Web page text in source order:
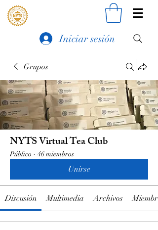
Iniciar sesión
Grupos
NYTS Virtual Tea Club
Público · 46 miembros
Unirse
Discusión Multimedia Archivos